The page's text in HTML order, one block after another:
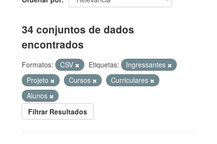
34 conjuntos de dados
encontrados
Formatos: CSV Etiquetas:
Ingressantes
Projeto
Cursos
Curriculares
Alunos
Filtrar Resultados